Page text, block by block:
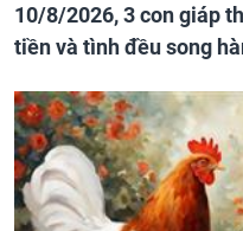
10/8/2026, 3 con giáp
tiền và tình đều song